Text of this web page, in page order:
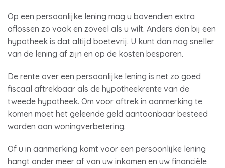
Op een persoonlijke lening mag u bovendien extra
aflossen zo vaak en zoveel als u wilt. Anders dan bij een
hypotheek is dat altijd boetevrij. U kunt dan nog sneller
van de lening af zijn en op de kosten besparen.
De rente over een persoonlijke lening is net zo goed
fiscaal aftrekbaar als de hypotheekrente van de
tweede hypotheek. Om voor aftrek in aanmerking te
komen moet het geleende geld aantoonbaar besteed
worden aan woningverbetering.
Of u in aanmerking komt voor een persoonlijke lening
hangt onder meer af van uw inkomen en uw financiële